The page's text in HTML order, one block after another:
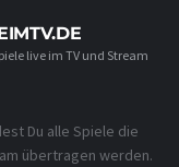
live im TV und Stream
Du alle Spiele die
übertragen werden.